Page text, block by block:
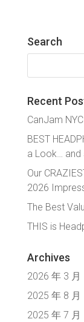
Search
搜
Recent
CanJam
BEST
a Look… and
Our
2026
The Best
THIS is
Archives
2026 年 3 月
2025 年 8 月
2025 年 7 月